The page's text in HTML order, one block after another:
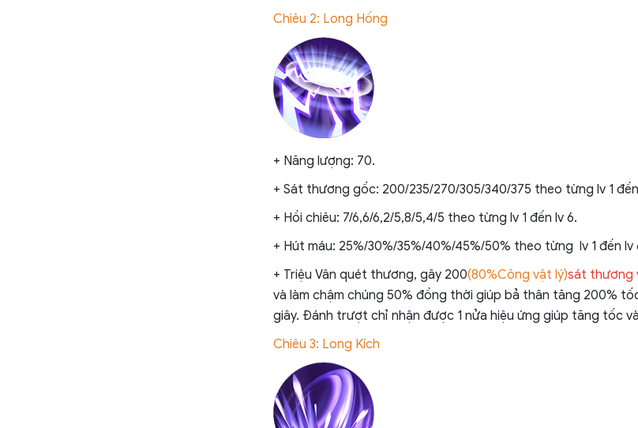
Chiêu 2: Long Hống
+ Năng lượng: 70.
+ Sát thương gốc: 200/235/270/305/340/375 theo từng lv 1
+ Hồi chiêu: 7/6,6/6,2/5,8/5,4/5 theo từng lv 1 đến lv 6.
+ Hút máu: 25%/30%/35%/40%/45%/50% theo từng lv 1 đến lv
+ Triệu Vân quét thương, gây 200(80%Công vật lý)sát thương
và làm chậm chúng 50% đồng thời giúp bả thân tăng 200%
giây. Đánh trượt chỉ nhận được 1 nửa hiệu ứng giúp tăng tốc
Chiêu 3: Long Kích